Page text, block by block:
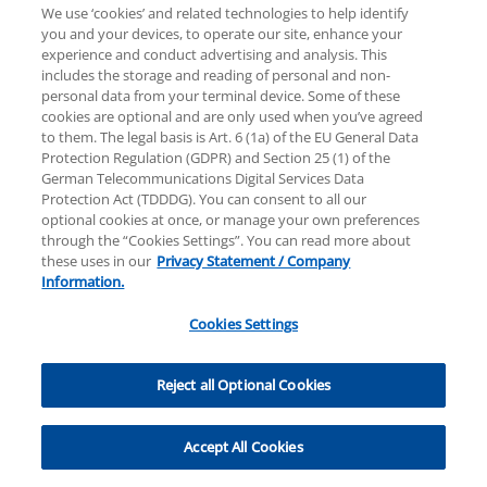
International Limited, einer Private English Company
Limited by Guarantee, angeschlossen sind. Alle Rechte
vorbehalten. Für weitere Einzelheiten über die
Struktur der globalen Organisation von KPMG
besuchen Sie bittehttps://home.kpmg/governance
We use ‘cookies’ and related technologies to help identify
you and your devices, to operate our site, enhance your
experience and conduct advertising and analysis. This
includes the storage and reading of personal and non-
personal data from your terminal device. Some of these
cookies are optional and are only used when you’ve agreed
to them. The legal basis is Art. 6 (1a) of the EU General Data
Protection Regulation (GDPR) and Section 25 (1) of the
German Telecommunications Digital Services Data
Protection Act (TDDDG). You can consent to all our
optional cookies at once, or manage your own preferences
through the “Cookies Settings”. You can read more about
these uses in our Privacy Statement / Company
Information.
Cookies Settings
Reject all Optional Cookies
Accept All Cookies